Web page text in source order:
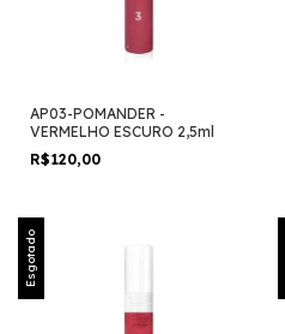
AP03-POMANDER -
VERMELHO ESCURO 2,5ml
R$120,00
Esgotado